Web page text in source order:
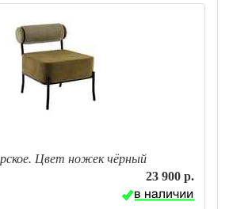
Цвет ножек чёрный
23 900 р.